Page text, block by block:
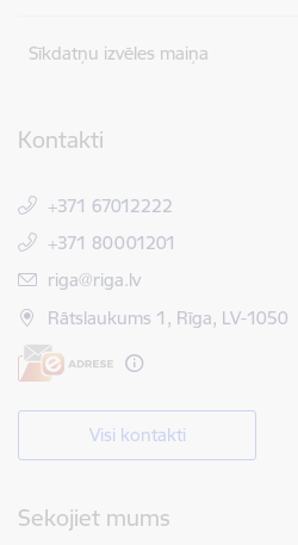
Sīkdatņu izvēles maiņa
Kontakti
+371 67012222
+371 80001201
E-pasts:
riga@riga.lv
Rātslaukums 1, Rīga, LV-1050
Visi kontakti
Sekojiet mums